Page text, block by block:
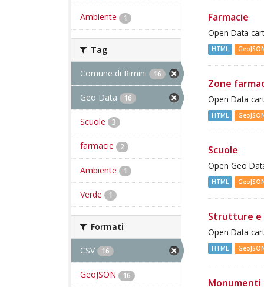
Ambiente 1
Tag
Comune di Rimini 16
Geo Data 16
Scuole 3
farmacie 2
Ambiente 1
Verde 1
Formati
CSV 16
GeoJSON 16
Farmacie
Open Data
HTML
Zone
Open Data
HTML
Scuole
Open Geo
HTML
Strutture e
Open Data
HTML
Monumenti